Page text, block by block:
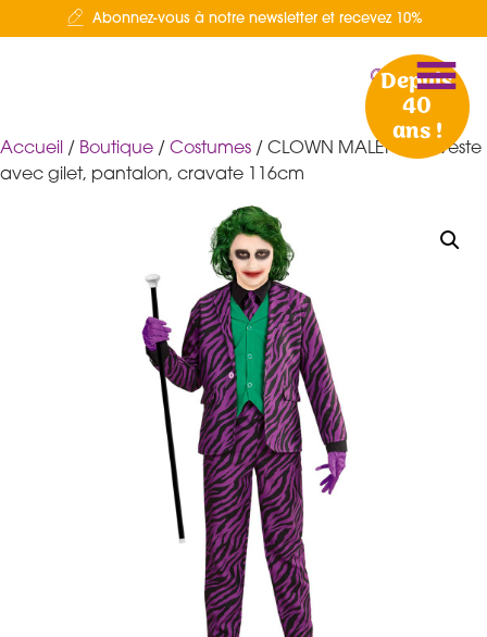
Abonnez-vous à notre newsletter et recevez 10%
Depuis
40
ans !
Accueil / Boutique / Costumes / CLOWN MALEFIQUE veste
avec gilet, pantalon, cravate 116cm